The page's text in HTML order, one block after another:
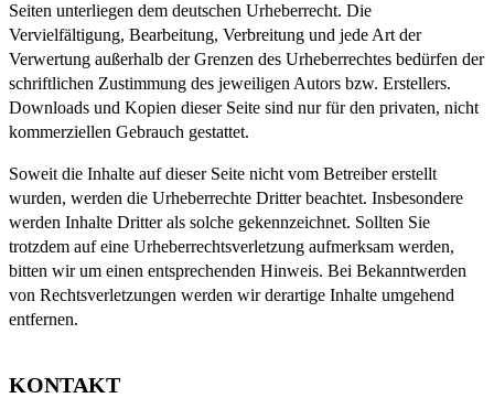
Seiten unterliegen dem deutschen Urheberrecht. Die
Vervielfältigung, Bearbeitung, Verbreitung und jede Art der
Verwertung außerhalb der Grenzen des Urheberrechtes bedürfen der
schriftlichen Zustimmung des jeweiligen Autors bzw. Erstellers.
Downloads und Kopien dieser Seite sind nur für den privaten, nicht
kommerziellen Gebrauch gestattet.
Soweit die Inhalte auf dieser Seite nicht vom Betreiber erstellt
wurden, werden die Urheberrechte Dritter beachtet. Insbesondere
werden Inhalte Dritter als solche gekennzeichnet. Sollten Sie
trotzdem auf eine Urheberrechtsverletzung aufmerksam werden,
bitten wir um einen entsprechenden Hinweis. Bei Bekanntwerden
von Rechtsverletzungen werden wir derartige Inhalte umgehend
entfernen.
KONTAKT